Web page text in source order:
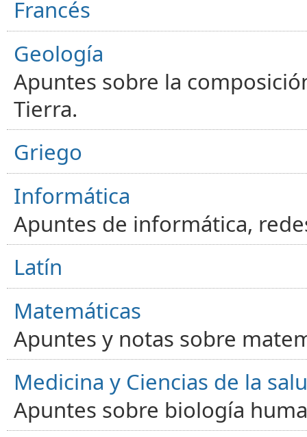
Francés
Geología
Apuntes sobre la
Tierra.
Griego
Informática
Apuntes de informática,
Latín
Matemáticas
Apuntes y notas sobre
Medicina y Ciencias de la
Apuntes sobre biología